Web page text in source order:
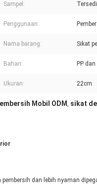
Sampel:
Penggunaan:
Nama barang: Sikat
Bahan: PP
Ukuran: 22cm
Mobil ODM , sikat
dan lebih nyaman